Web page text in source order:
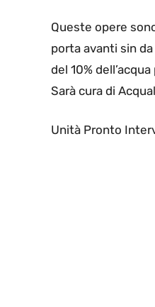
Queste opere
porta avanti sin
del 10%
Sarà cura di
Unità Pronto